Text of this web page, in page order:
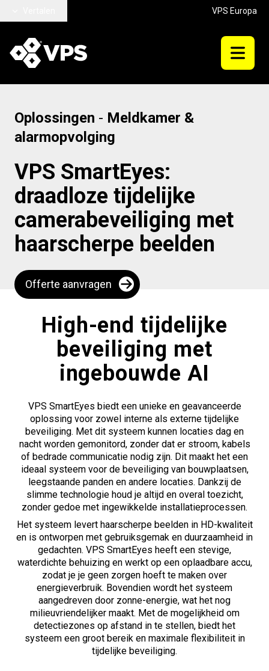
VPS Europa
Oplossingen - Meldkamer &
alarmopvolging
VPS SmartEyes:
draadloze tijdelijke
camerabeveiliging met
haarscherpe beelden
Offerte aanvragen
High-end tijdelijke
beveiliging met
ingebouwde AI
VPS SmartEyes biedt een unieke en geavanceerde
oplossing voor zowel interne als externe tijdelijke
beveiliging. Met dit systeem kunnen locaties dag en
nacht worden gemonitord, zonder dat er stroom, kabels
of bedrade communicatie nodig zijn. Dit maakt het een
ideaal systeem voor de beveiliging van bouwplaatsen,
leegstaande panden en andere locaties. Dankzij de
slimme technologie houd je altijd en overal toezicht,
zonder gedoe met ingewikkelde installatieprocessen.
Het systeem levert haarscherpe beelden in HD-kwaliteit
en is ontworpen met gebruiksgemak en duurzaamheid in
gedachten. VPS SmartEyes heeft een stevige,
waterdichte behuizing en werkt op een oplaadbare accu,
zodat je je geen zorgen hoeft te maken over
energieverbruik. Bovendien wordt het systeem
aangedreven door zonne-energie, wat het nog
milieuvriendelijker maakt. Met de mogelijkheid om
detectiezones op afstand in te stellen, biedt het
systeem een groot bereik en maximale flexibiliteit in
tijdelijke beveiliging.